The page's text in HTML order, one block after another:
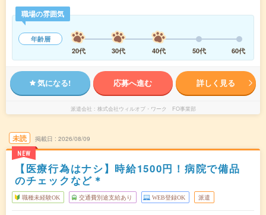
職場の雰囲気
年齢層
20代
30代 40代 50代 60代
気になる! 応募へ進む 詳しく見る
派遣会社 株式会社ウィルオブ・ワーク FO事業部
未読
NEW
掲載日 2026/08/09
【医療行為はナシ】時給1500円！病院で備品
のチェックなど＊
職種未経験OK 交通費別途支給あり WEB登録OK 派遣